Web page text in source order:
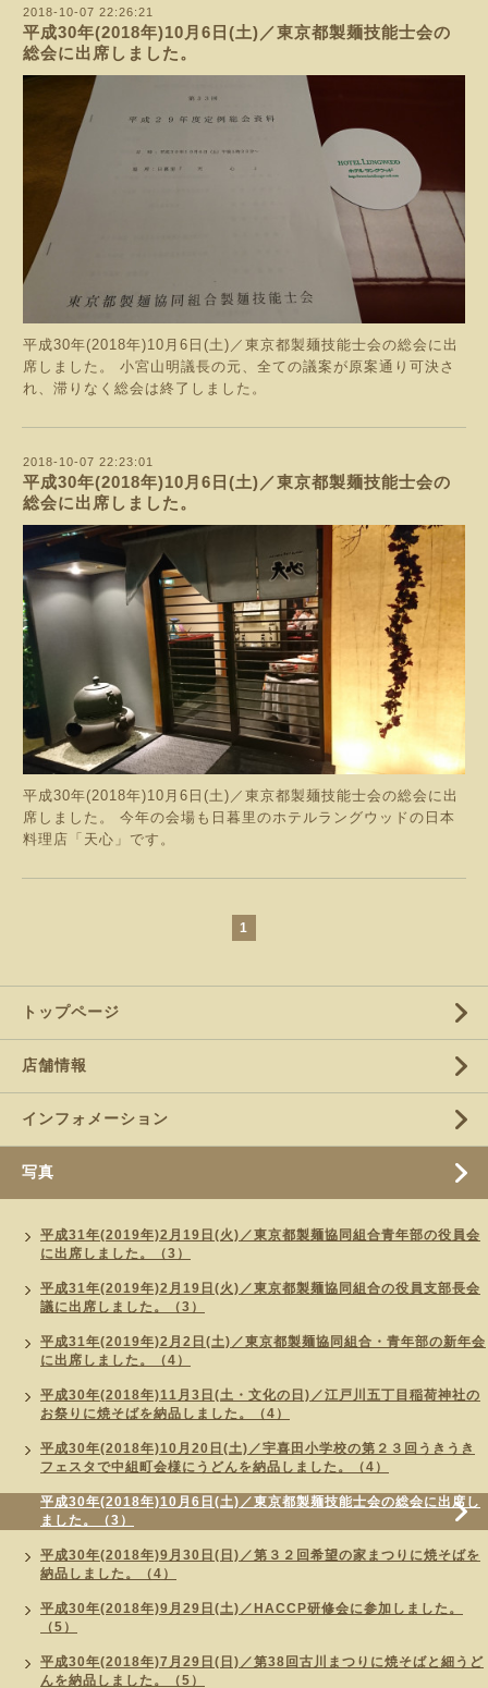
2018-10-07 22:26:21
平成30年(2018年)10月6日(土)／東京都製麺技能士会の
総会に出席しました。
平成30年(2018年)10月6日(土)／東京都製麺技能士会の総会に出
席しました。 小宮山明議長の元、全ての議案が原案通り可決さ
れ、滞りなく総会は終了しました。
2018-10-07 22:23:01
平成30年(2018年)10月6日(土)／東京都製麺技能士会の
総会に出席しました。
平成30年(2018年)10月6日(土)／東京都製麺技能士会の総会に出
席しました。 今年の会場も日暮里のホテルラングウッドの日本
料理店「天心」です。
1
トップページ
店舗情報
インフォメーション
写真
平成31年(2019年)2月19日(火)／東京都製麺協同組合青年部の役員会
に出席しました。（3）
平成31年(2019年)2月19日(火)／東京都製麺協同組合の役員支部長会
議に出席しました。（3）
平成31年(2019年)2月2日(土)／東京都製麺協同組合・青年部の新年会
に出席しました。（4）
平成30年(2018年)11月3日(土・文化の日)／江戸川五丁目稲荷神社の
お祭りに焼そばを納品しました。（4）
平成30年(2018年)10月20日(土)／宇喜田小学校の第２３回うきうき
フェスタで中組町会様にうどんを納品しました。（4）
平成30年(2018年)10月6日(土)／東京都製麺技能士会の総会に出席し
ました。（3）
平成30年(2018年)9月30日(日)／第３２回希望の家まつりに焼そばを
納品しました。（4）
平成30年(2018年)9月29日(土)／HACCP研修会に参加しました。
（5）
平成30年(2018年)7月29日(日)／第38回古川まつりに焼そばと細うど
んを納品しました。（5）